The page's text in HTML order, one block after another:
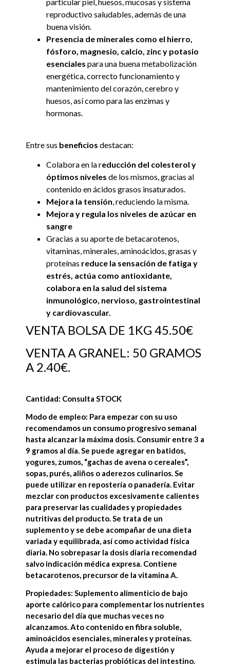
reproductivo saludables, además de una
buena visión.
Presencia de minerales como el hierro,
fósforo, magnesio, calcio, zinc y potasio
esenciales para una buena metabolización
energética, correcto funcionamiento y
mantenimiento del corazón, cerebro y
huesos, así como para las enzimas y
hormonas.
Entre sus beneficios destacan:
Colabora en la reducción del colesterol y
óptimos niveles de los mismos, gracias al
contenido en ácidos grasos insaturados.
Mejora la tensión, reduciendo la misma.
Mejora y regula los niveles de azúcar en
sangre
Gracias a su aporte de betacarotenos,
vitaminas, minerales, aminoácidos, grasas y
proteínas reduce la sensación de fatiga y
estrés, actúa como antioxidante,
colabora en la salud del sistema
inmunológico, nervioso, gastrointestinal
y cardiovascular.
VENTA BOLSA DE 1KG 45.50€
VENTA A GRANEL: 50 GRAMOS
A 2.40€.
Cantidad: Consulta STOCK
Modo de empleo: Para empezar con su uso
recomendamos un consumo progresivo semanal
hasta alcanzar la máxima dosis. Consumir entre 3 a
9 gramos al día. Se puede agregar en batidos,
yogures, zumos, “gachas de avena o cereales”,
sopas, purés, aliños o aderezos culinarios. Se
puede utilizar en repostería o panadería. Evitar
mezclar con productos excesivamente calientes
para preservar las cualidades y propiedades
nutritivas del producto. Se trata de un
suplemento y se debe acompañar de una dieta
variada y equilibrada, así como actividad física
diaria. No sobrepasar la dosis diaria recomendad
salvo indicación médica expresa. Contiene
betacarotenos, precursor de la vitamina A.
Propiedades: Suplemento alimenticio de bajo
aporte calórico para complementar los nutrientes
necesario del día que muchas veces no
alcanzamos. Ato contenido en fibra soluble,
aminoácidos esenciales, minerales y proteínas.
Ayuda a mejorar el proceso de digestión y
estimula las bacterias probióticas del intestino.